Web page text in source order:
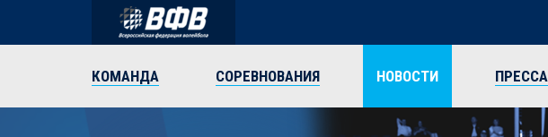
КОМАНДА СОРЕВНОВАНИЯ НОВОСТИ ПРЕССА